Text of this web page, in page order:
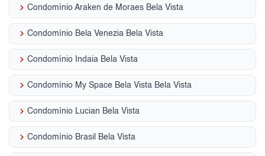
keyboard_arrow_right Condomínio Araken de Moraes Bela Vista
keyboard_arrow_right Condomínio Bela Venezia Bela Vista
keyboard_arrow_right Condomínio Indaia Bela Vista
keyboard_arrow_right Condomínio My Space Bela Vista Bela Vista
keyboard_arrow_right Condomínio Lucian Bela Vista
keyboard_arrow_right Condomínio Brasil Bela Vista